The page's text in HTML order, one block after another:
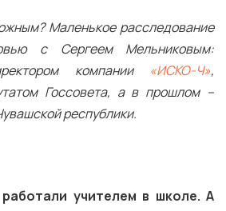
Маленькое расследование
с Сергеем Мельниковым:
компании «ИСКО-Ч»,
Госсовета, а в прошлом –
республики.
учителем в школе. А